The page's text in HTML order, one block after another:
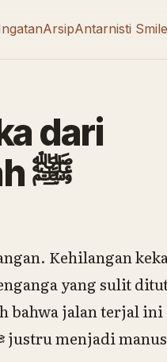
ArsipAntarnisti
dari
Perjalanan Hidup Rasulullah ﷺ
Kehilangan
yang sulit
bahwa jalan terjal ini